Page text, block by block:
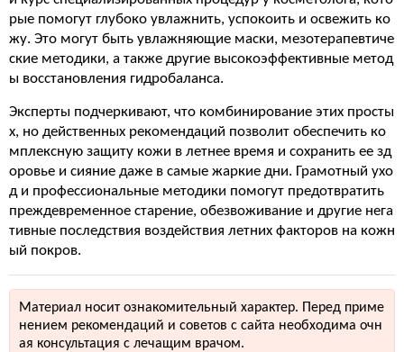
рые помогут глубоко увлажнить, успокоить и освежить ко
жу. Это могут быть увлажняющие маски, мезотерапевтиче
ские методики, а также другие высокоэффективные метод
ы восстановления гидробаланса.
Эксперты подчеркивают, что комбинирование этих просты
х, но действенных рекомендаций позволит обеспечить ко
мплексную защиту кожи в летнее время и сохранить ее зд
оровье и сияние даже в самые жаркие дни. Грамотный ухо
д и профессиональные методики помогут предотвратить
преждевременное старение, обезвоживание и другие нега
тивные последствия воздействия летних факторов на кожн
ый покров.
Материал носит ознакомительный характер. Перед приме
нением рекомендаций и советов с сайта необходима очн
ая консультация с лечащим врачом.